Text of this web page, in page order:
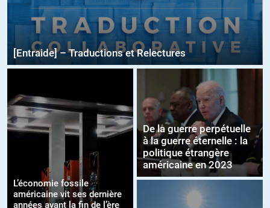
[Entraide] – Traductions et Relectures
L’économie fossile
américaine vit ses dernière
années avant la fin de l’ère
De la guerre perpétuelle
à la guerre éternelle : la
politique étrangère
américaine en 2023